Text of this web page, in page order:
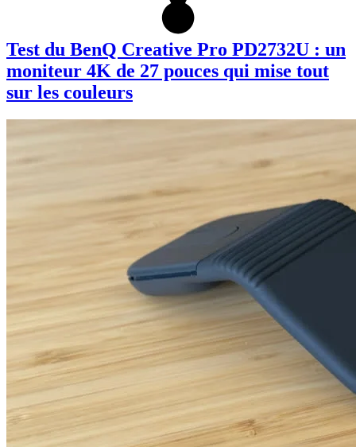
Test du BenQ Creative Pro PD2732U : un
moniteur 4K de 27 pouces qui mise tout
sur les couleurs